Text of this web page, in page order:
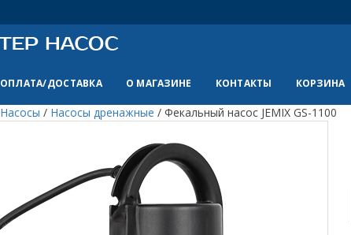
ОПЛАТА/ДОСТАВКА О МАГАЗИНЕ КОНТАКТЫ КОРЗИНА
Насосы / Насосы дренажные / Фекальный насос JEMIX GS-1100